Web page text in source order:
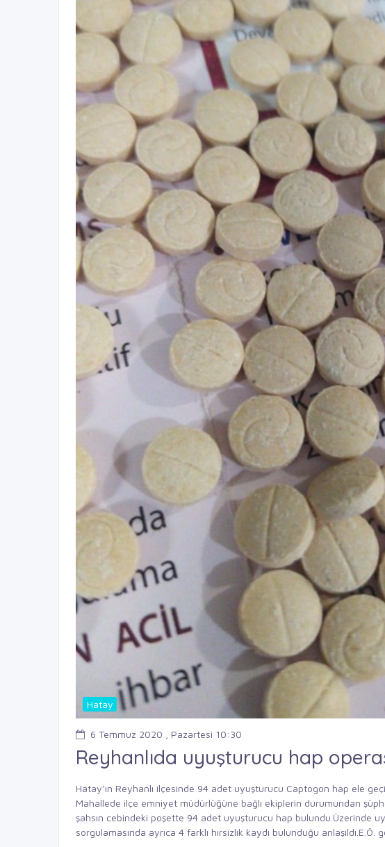
Hatay
6 Temmuz 2020 , Pazartesi 10:30
Reyhanlıda uyuşturucu hap
Hatay’ın Reyhanlı ilçesinde 94 adet uyuşturucu Captogon hap ele
Mahallede ilçe emniyet müdürlüğüne bağlı ekiplerin durumundan
şahsın cebindeki poşette 94 adet uyuşturucu hap bulundu.Üzerinde
sorgulamasında ayrıca 4 farklı hırsızlık kaydı bulunduğu anlaşıldı.E.Ö.